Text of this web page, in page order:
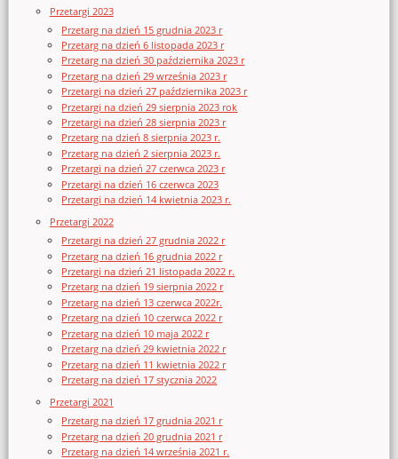
Przetargi 2023
Przetarg na dzień 15 grudnia 2023 r
Przetarg na dzień 6 listopada 2023 r
Przetarg na dzień 30 października 2023 r
Przetarg na dzień 29 września 2023 r
Przetargi na dzień 27 października 2023 r
Przetargi na dzień 29 sierpnia 2023 rok
Przetargi na dzień 28 sierpnia 2023 r
Przetarg na dzień 8 sierpnia 2023 r.
Przetarg na dzień 2 sierpnia 2023 r.
Przetargi na dzień 27 czerwca 2023 r
Przetargi na dzień 16 czerwca 2023
Przetargi na dzień 14 kwietnia 2023 r.
Przetargi 2022
Przetargi na dzień 27 grudnia 2022 r
Przetarg na dzień 16 grudnia 2022 r
Przetargi na dzień 21 listopada 2022 r.
Przetarg na dzień 19 sierpnia 2022 r
Przetarg na dzień 13 czerwca 2022r.
Przetarg na dzień 10 czerwca 2022 r
Przetarg na dzień 10 maja 2022 r
Przetarg na dzień 29 kwietnia 2022 r
Przetarg na dzień 11 kwietnia 2022 r
Przetarg na dzień 17 stycznia 2022
Przetargi 2021
Przetarg na dzień 17 grudnia 2021 r
Przetarg na dzień 20 grudnia 2021 r
Przetarg na dzień 14 września 2021 r.